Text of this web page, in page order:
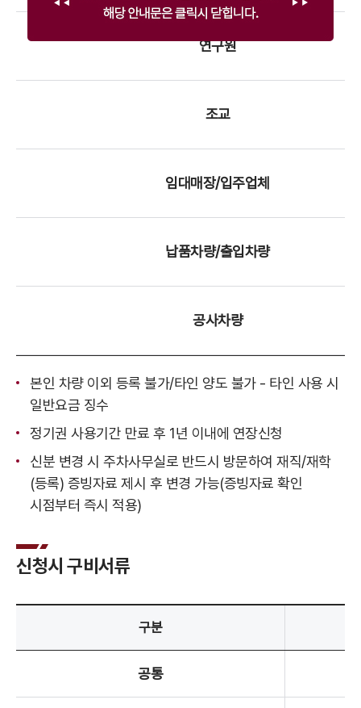
연구원
조교
임대매장/입주업체
납품차량/출입차량
공사차량
본인 차량 이외 등록 불가/타인 양도 불가 - 타인 사용 시
일반요금 징수
정기권 사용기간 만료 후 1년 이내에 연장신청
신분 변경 시 주차사무실로 반드시 방문하여 재직/재학
(등록) 증빙자료 제시 후 변경 가능(증빙자료 확인
시점부터 즉시 적용)
신청시 구비서류
구분
공통